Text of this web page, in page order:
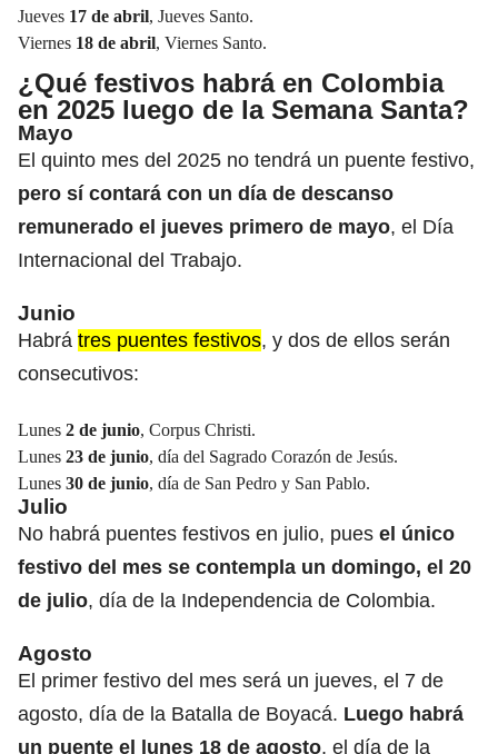
Jueves 17 de abril, Jueves Santo.
Viernes 18 de abril, Viernes Santo.
¿Qué festivos habrá en Colombia
en 2025 luego de la Semana Santa?
Mayo
El quinto mes del 2025 no tendrá un puente festivo,
pero sí contará con un día de descanso
remunerado el jueves primero de mayo, el Día
Internacional del Trabajo.
Junio
Habrá tres puentes festivos, y dos de ellos serán
consecutivos:
Lunes 2 de junio, Corpus Christi.
Lunes 23 de junio, día del Sagrado Corazón de Jesús.
Lunes 30 de junio, día de San Pedro y San Pablo.
Julio
No habrá puentes festivos en julio, pues el único
festivo del mes se contempla un domingo, el 20
de julio, día de la Independencia de Colombia.
Agosto
El primer festivo del mes será un jueves, el 7 de
agosto, día de la Batalla de Boyacá. Luego habrá
un puente el lunes 18 de agosto, el día de la